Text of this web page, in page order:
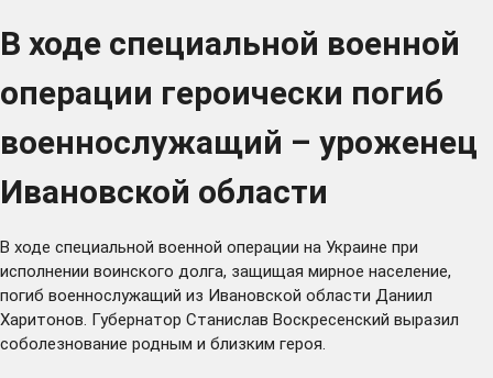
В ходе специальной военной
операции героически погиб
военнослужащий – уроженец
Ивановской области
В ходе специальной военной операции на Украине при
исполнении воинского долга, защищая мирное население,
погиб военнослужащий из Ивановской области Даниил
Харитонов. Губернатор Станислав Воскресенский выразил
соболезнование родным и близким героя.